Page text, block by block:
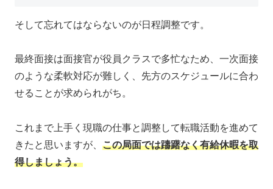
そして忘れてはならないのが日程調整です。
最終面接は面接官が役員クラスで多忙なため、一次面接
のような柔軟対応が難しく、先方のスケジュールに合わ
せることが求められがち。
これまで上手く現職の仕事と調整して転職活動を進めて
きたと思いますが、 この局面では躊躇なく有給休暇を取
得しましょう。